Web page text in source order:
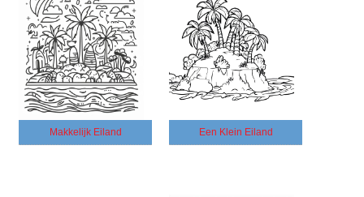
Makkelijk Eiland Een Klein Eiland